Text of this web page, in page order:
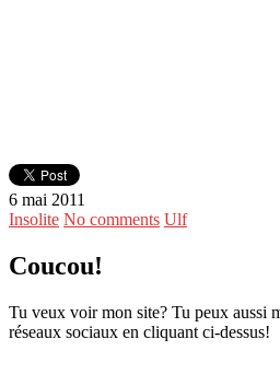
6 mai 2011
Insolite No comments Ulf
Coucou!
Tu veux voir mon site? Tu peux aussi
réseaux sociaux en cliquant ci-dessus!